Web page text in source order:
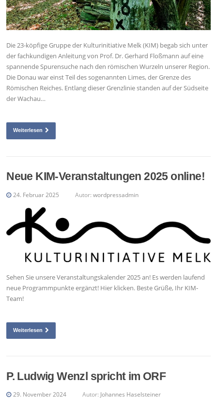
Die 23-köpfige Gruppe der Kulturinitiative Melk (KIM) begab sich unter
der fachkundigen Anleitung von Prof. Dr. Gerhard Floßmann auf eine
spannende Spurensuche nach den römischen Wurzeln unserer Region.
Die Donau war einst Teil des sogenannten Limes, der Grenze des
Römischen Reiches. Entlang dieser Grenzlinie standen auf der Südseite
der Wachau…
Weiterlesen
Neue KIM-Veranstaltungen 2025 online!
24. Februar 2025 Autor:wordpressadmin
Sehen Sie unsere Veranstaltungskalender 2025 an! Es werden laufend
neue Programmpunkte ergänzt! Hier klicken. Beste Grüße, Ihr KIM-
Team!
Weiterlesen
P. Ludwig Wenzl spricht im ORF
29. November 2024 Autor: Johannes Haselsteiner